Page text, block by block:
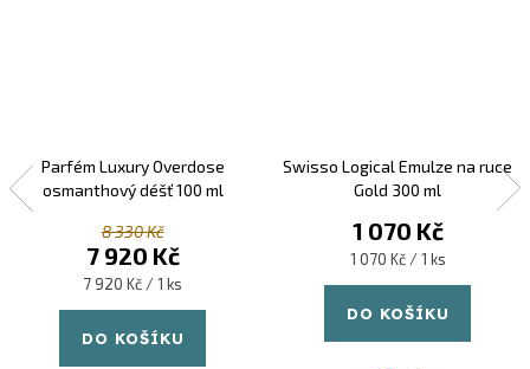
Parfém Luxury Overdose
osmanthový déšť 100 ml
8 330 Kč
7 920 Kč
Měrná
cena:
7 920 Kč / 1 ks
DO KOŠÍKU
Swisso Logical Emulze na ruce
Gold 300 ml
1 070 Kč
Měrná
cena:
1 070 Kč / 1 ks
DO KOŠÍKU